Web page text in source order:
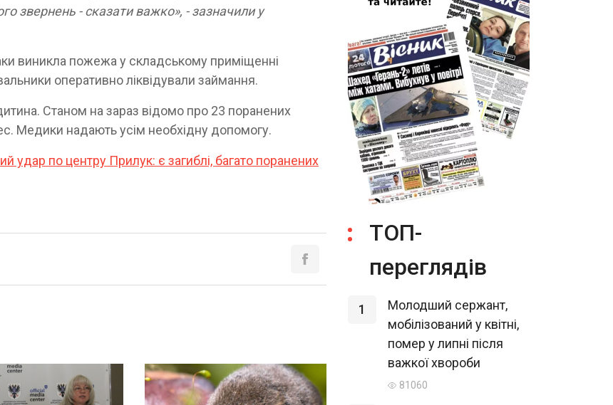
звернень - сказати важко», - зазначили у
виникла пожежа у складському приміщенні
оперативно ліквідували займання.
Станом на зараз відомо про 23 поранених
Медики надають усім необхідну допомогу.
удар по центру Прилук: є загиблі, багато поранених
ТОП-
переглядів
1
Молодший сержант,
мобілізований у квітні,
помер у липні після
важкої хвороби
81060